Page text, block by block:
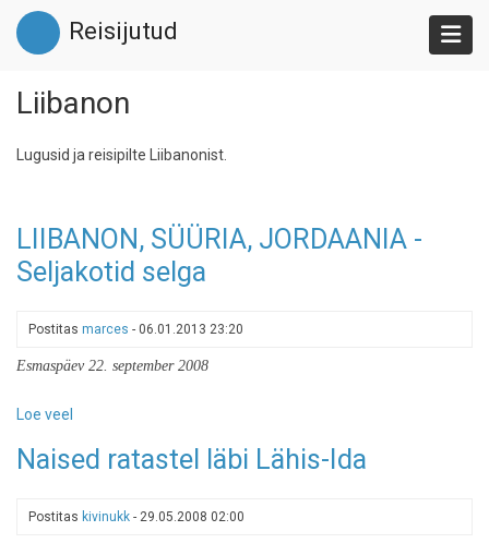
Liigu
edasi
põhisisu
Reisijutud
Liibanon
Lugusid ja reisipilte Liibanonist.
LIIBANON, SÜÜRIA, JORDAANIA -
Seljakotid selga
Postitas marces - 06.01.2013 23:20
Esmaspäev 22. september 2008
Loe veel
SÜÜRIA,
-
Naised ratastel läbi Lähis-Ida
Postitas kivinukk - 29.05.2008 02:00